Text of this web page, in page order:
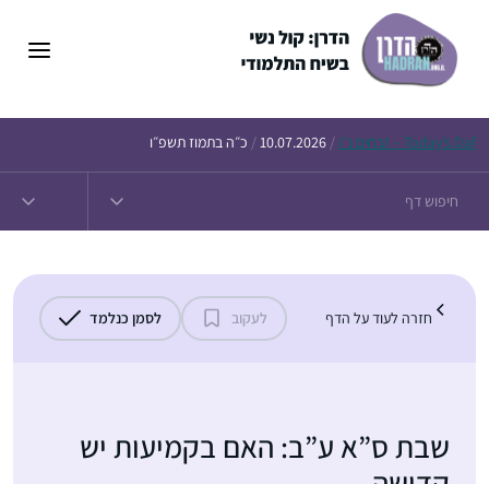
Today’s Daf – זבחים נ״ו /
10.07.2026
/ כ״ה בתמוז תשפ״ו
חזרה לעוד על הדף לעקוב לסמן כנלמד
שבת ס”א ע”ב: האם בקמיעות יש